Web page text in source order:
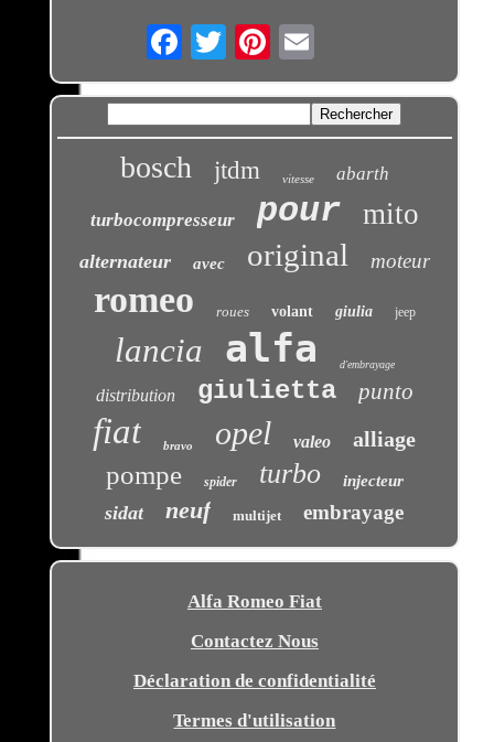
Email
bosch jtdm vitesse abarth
turbocompresseur pour mito
alternateur avec original moteur
romeo roues volant giulia jeep
lancia alfa d'embrayage
distribution giulietta punto
fiat bravo opel valeo alliage
pompe spider turbo injecteur
sidat neuf multijet embrayage
Alfa Romeo Fiat
Contactez Nous
Déclaration de confidentialité
Termes d'utilisation